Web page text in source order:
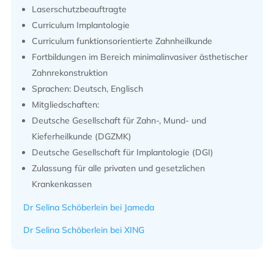
Laserschutzbeauftragte
Curriculum Implantologie
Curriculum funktionsorientierte Zahnheilkunde
Fortbildungen im Bereich minimalinvasiver ästhetischer
Zahnrekonstruktion
Sprachen: Deutsch, Englisch
Mitgliedschaften:
Deutsche Gesellschaft für Zahn-, Mund- und
Kieferheilkunde (DGZMK)
Deutsche Gesellschaft für Implantologie (DGI)
Zulassung für alle privaten und gesetzlichen
Krankenkassen
Dr Selina Schöberlein bei Jameda
Dr Selina Schöberlein bei XING